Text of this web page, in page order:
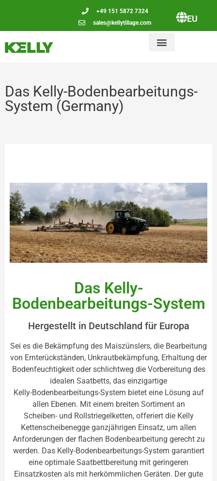
+49 151 5872 7324
sales@kellytillage.com
EU
Das Kelly-Bodenbearbeitungs-
System (Germany)
Das Kelly-
Bodenbearbeitungs-System
Hergestellt in Deutschland für Europa
Sei es die Bekämpfung des Maiszünslers, die Bearbeitung
von Ernterückständen, Unkrautbekämpfung, Erhaltung der
Bodenfeuchtigkeit oder schlichtweg die Vorbereitung des
idealen Saatbetts, das einzigartige
Kelly-Bodenbearbeitungs-System bietet eine Lösung auf
allen Ebenen. Mit einem breiten Sortiment an
Scheiben- und Rollstriegelketten, offeriert die Kelly
Kettenscheibenegge ganzjährigen Einsatz, um allen
Anforderungen der flachen Bodenbearbeitung gerecht zu
werden. Das Kelly-Bodenbearbeitungs-System garantiert
eine optimale Saatbettbereitung mit geringeren
Einsatzkosten als mit herkömmlichen Geräten. Der gute